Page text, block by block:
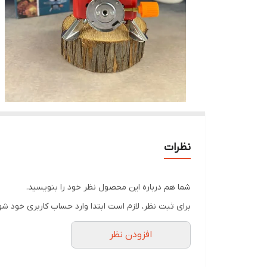
نظرات
شما هم درباره این محصول نظر خود را بنویسید.
برای ثبت نظر، لازم است ابتدا وارد حساب کاربری خود
افزودن نظر